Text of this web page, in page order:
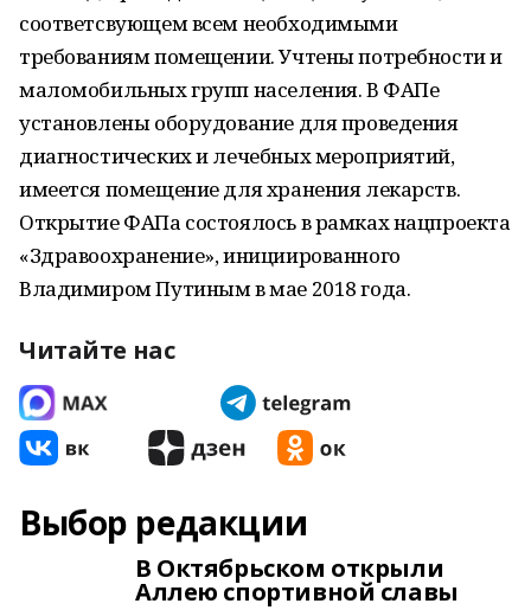
соответсвующем всем необходимыми
требованиям помещении. Учтены потребности и
маломобильных групп населения. В ФАПе
установлены оборудование для проведения
диагностических и лечебных мероприятий,
имеется помещение для хранения лекарств.
Открытие ФАПа состоялось в рамках нацпроекта
«Здравоохранение», инициированного
Владимиром Путиным в мае 2018 года.
Читайте нас
Выбор редакции
В Октябрьском открыли
Аллею спортивной славы